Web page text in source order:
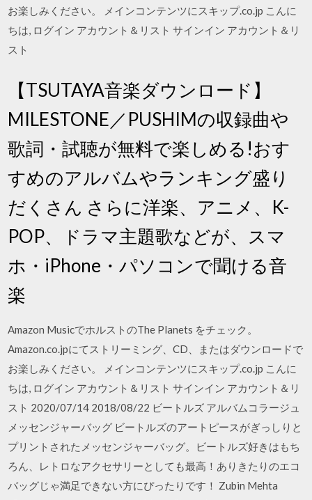
お楽しみください。 メインコンテンツにスキップ.co.jp こんに
ちは, ログイン アカウント＆リスト サインイン アカウント＆リ
スト
【TSUTAYA音楽ダウンロード】
MILESTONE／PUSHIMの収録曲や
歌詞・試聴が無料で楽しめる!おす
すめのアルバムやランキング盛り
だくさん さらに洋楽、アニメ、K-
POP、ドラマ主題歌などが、スマ
ホ・iPhone・パソコンで聞ける音
楽
Amazon MusicでホルストのThe Planets をチェック。
Amazon.co.jpにてストリーミング、CD、またはダウンロードで
お楽しみください。 メインコンテンツにスキップ.co.jp こんに
ちは, ログイン アカウント＆リスト サインイン アカウント＆リ
スト 2020/07/14 2018/08/22 ビートルズ アルバムコラージュ
メッセンジャーバッグ ビートルズのアートピースがぎっしりと
プリントされたメッセンジャーバッグ。ビートルズ好きはもち
ろん、レトロなアクセサリーとしても最高！ありきたりのエコ
バッグじゃ満足できない方にぴったりです！ Zubin Mehta